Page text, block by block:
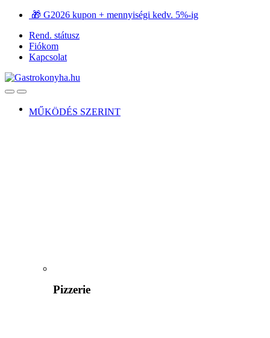
Ugrás
navigációhoz
Ugrás
tartalomra
🎁 G2026 kupon + mennyiségi kedv. 5%-ig
Rend. státusz
Fiókom
Kapcsolat
OpenClose
MŰKÖDÉS SZERINT
Pizzerie